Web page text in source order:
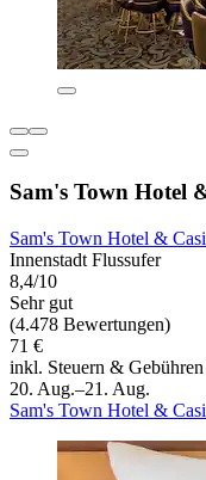
Sam's Town Hotel
Sam's Town Hotel &
Innenstadt Flussufer
8,4/10
Sehr gut
(4.478 Bewertungen)
71 €
inkl. Steuern & Gebühren
20. Aug.–21. Aug.
Sam's Town Hotel &